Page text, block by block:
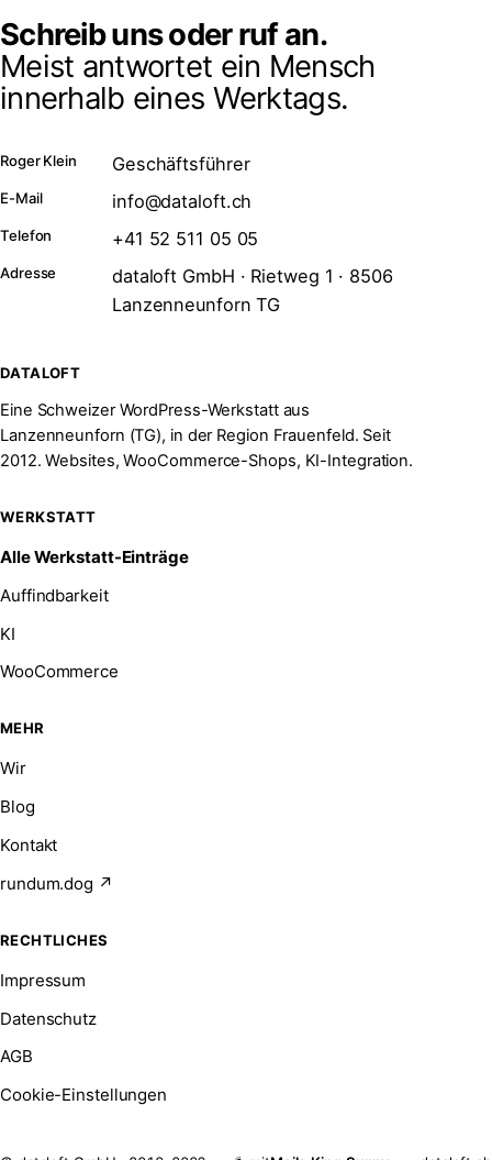
Schreib uns oder ruf an.
Meist antwortet ein Mensch
innerhalb eines Werktags.
Roger Klein Geschäftsführer
E-Mail info@dataloft.ch
Telefon +41 52 511 05 05
Adresse
dataloft GmbH · Rietweg 1 · 8506
Lanzenneunforn TG
DATALOFT
Eine Schweizer WordPress-Werkstatt aus
Lanzenneunforn (TG), in der Region Frauenfeld. Seit
2012. Websites, WooCommerce-Shops, KI-Integration.
WERKSTATT
Alle Werkstatt-Einträge
Auffindbarkeit
KI
WooCommerce
MEHR
Wir
Blog
Kontakt
rundum.dog ↗
RECHTLICHES
Impressum
Datenschutz
AGB
Cookie-Einstellungen